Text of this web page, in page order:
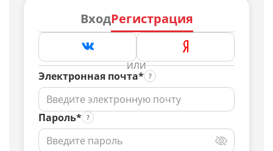
ВходРегистрация
ИЛИ
Электронная почта*
Пароль*